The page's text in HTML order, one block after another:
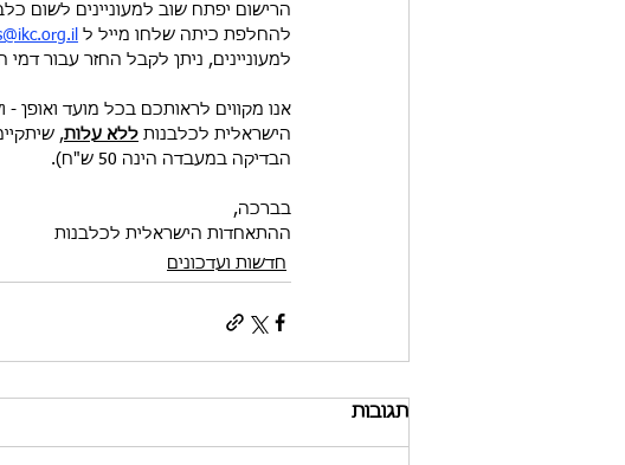
הרישום יפתח שוב למעוניינים לשום כלבים נוספים (עד
להחלפת כיתה שלחו מייל ל
למעוניינים, ניתן לקבל החזר עבור
אנו מקווים לראותכם בכל מועד ואופן
הישראלית לכלבנות ללא עלות,
הבדיקה במעבדה הינה 50 ש"ח).
בברכה,
ההתאחדות הישראלית לכלבנות
חדשות ועדכונים
תגובות